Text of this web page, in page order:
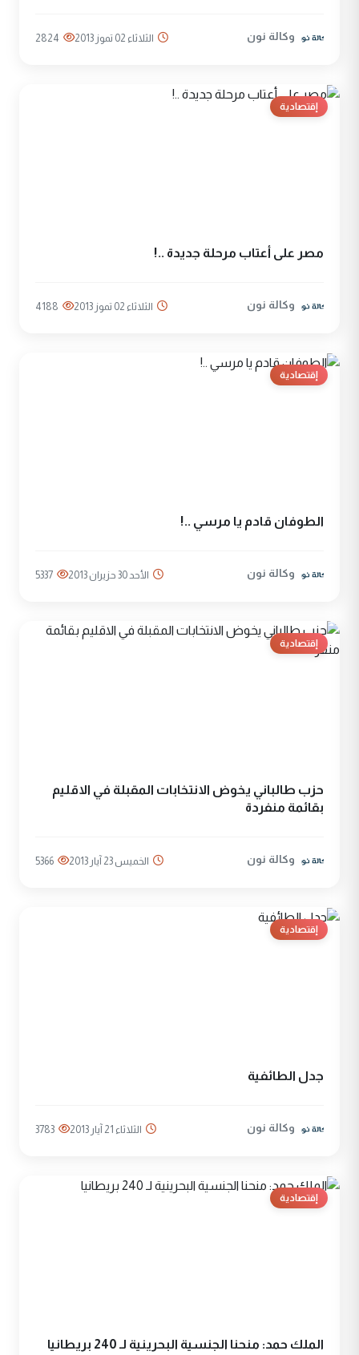
وكالة نون الثلاثاء 02 تموز 2013 2824
إقتصادية
مصر على أعتاب مرحلة جديدة ..!
وكالة نون الثلاثاء 02 تموز 2013 4188
إقتصادية
الطوفان قادم يا مرسي ..!
وكالة نون الأحد 30 حزيران 2013 5337
إقتصادية
حزب طالباني يخوض الانتخابات المقبلة في الاقليم
بقائمة منفردة
وكالة نون الخميس 23 آيار 2013 5366
إقتصادية
جدل الطائفية
وكالة نون الثلاثاء 21 آيار 2013 3783
إقتصادية
الملك حمد: منحنا الجنسية البحرينية لـ 240 بريطانيا